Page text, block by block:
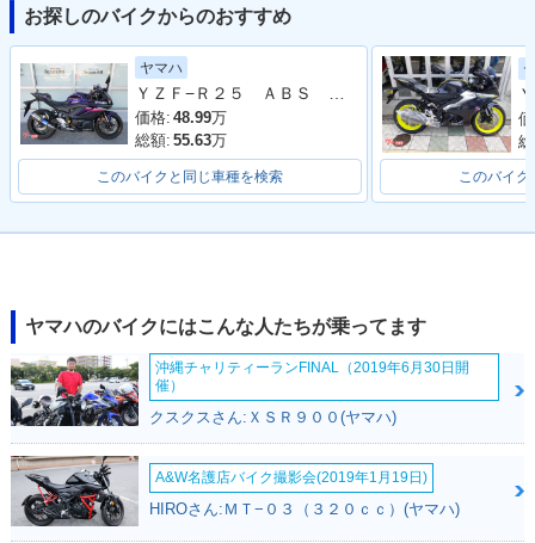
お探しのバイクからのおすすめ
ヤマハ
価格: 48.99万
総額: 55.63万
このバイクと同じ車種を検索 このバイク
ヤマハのバイクにはこんな人たちが乗ってます
沖縄チャリティーランFINAL（2019年6月30日開
催）
クスクスさん:ＸＳＲ９００(ヤマハ)
A&W名護店バイク撮影会(2019年1月19日)
HIROさん:ＭＴ−０３（３２０ｃｃ）(ヤマハ)